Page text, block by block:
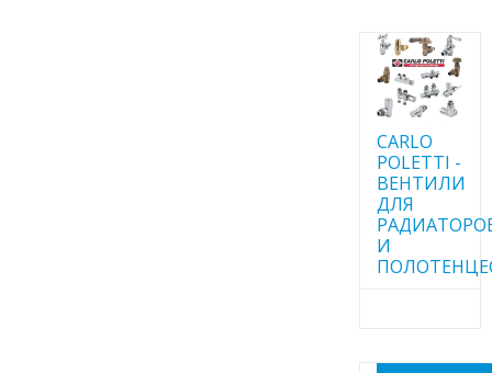
CARLO
POLETTI -
ВЕНТИЛИ
ДЛЯ
И